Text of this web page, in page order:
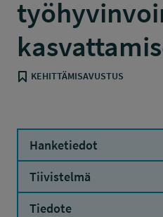
KEHITTÄMISAVUSTUS
Hanketiedot
Tiivistelmä
Tiedote